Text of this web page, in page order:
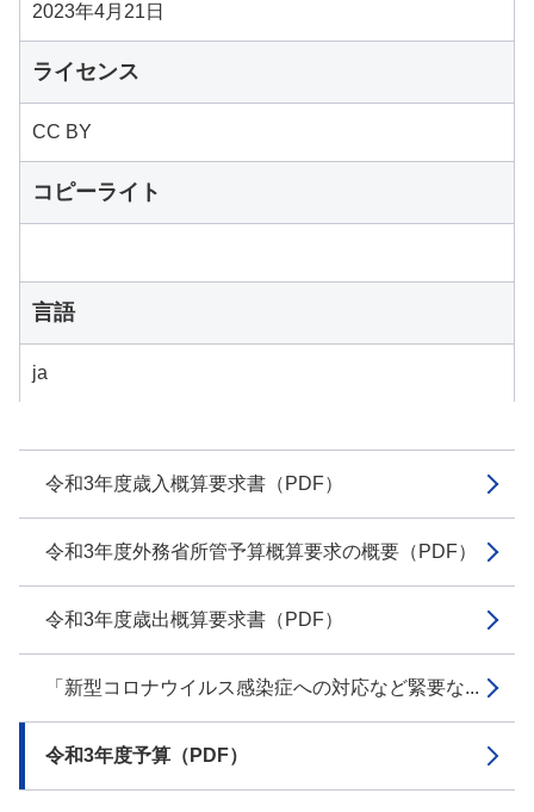
令和3年度歳入概算要求書（PDF）
令和3年度外務省所管予算概算要求の概要（PDF）
令和3年度歳出概算要求書（PDF）
「新型コロナウイルス感染症への対応など緊要な...
令和3年度予算（PDF）
2023年4月21日
ライセンス
CC BY
コピーライト
言語
ja